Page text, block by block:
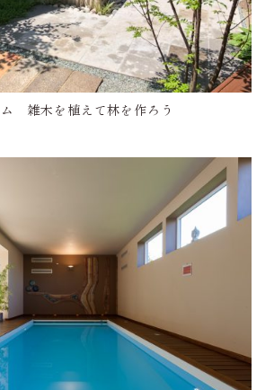
雑木を植えて林を作ろう